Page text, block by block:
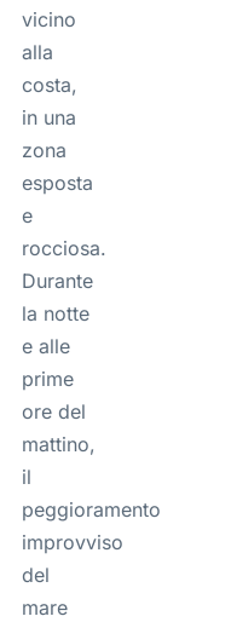
vicino
alla
costa,
in una
zona
esposta
e
rocciosa.
Durante
la notte
e alle
prime
ore del
mattino,
il
peggioramento
improvviso
del
mare